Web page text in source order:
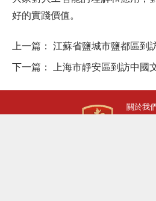
好的實踐價值。
上一篇： 江蘇省鹽城市鹽都區到
下一篇： 上海市靜安區到訪中國